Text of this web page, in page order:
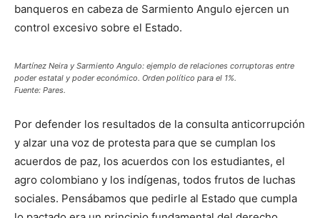
banqueros en cabeza de Sarmiento Angulo ejercen un
control excesivo sobre el Estado.
Martínez Neira y Sarmiento Angulo: ejemplo de relaciones corruptoras entre
poder estatal y poder económico. Orden político para el 1%.
Fuente: Pares.
Por defender los resultados de la consulta anticorrupción
y alzar una voz de protesta para que se cumplan los
acuerdos de paz, los acuerdos con los estudiantes, el
agro colombiano y los indígenas, todos frutos de luchas
sociales. Pensábamos que pedirle al Estado que cumpla